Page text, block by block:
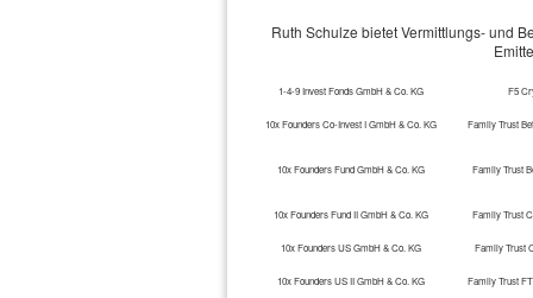
Ruth Schulze bietet Vermittlungs- und
1-4-9 Invest Fonds GmbH & Co. KG F5
10x Founders Co-Invest I GmbH & Co. KG Family Trust
10x Founders Fund GmbH & Co. KG Family Trust
10x Founders Fund II GmbH & Co. KG Family Trust
10x Founders US GmbH & Co. KG Family Trust
10x Founders US II GmbH & Co. KG Family Trust